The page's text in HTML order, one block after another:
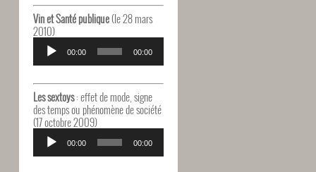
Vin et Santé publique(le 28 mars
2010)
Lecteur
audio
00:00 00:00
Les sextoys: effet de mode, signe
des temps ou phénomène de société
(17 octobre 2009)
Lecteur
audio
00:00 00:00